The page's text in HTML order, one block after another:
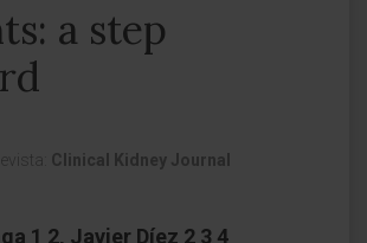
a step
Clinical Kidney Journal
1 2, Javier Díez 2 3 4